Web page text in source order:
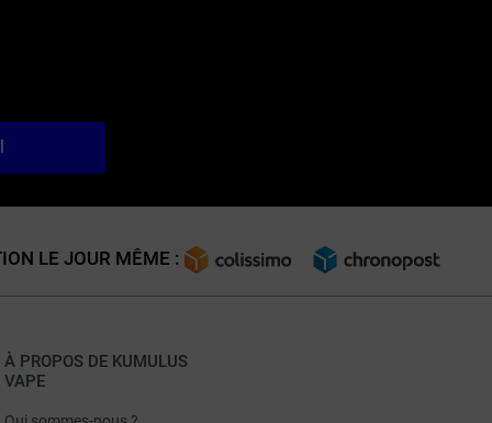
LE JOUR MÊME :
À PROPOS DE KUMULUS
VAPE